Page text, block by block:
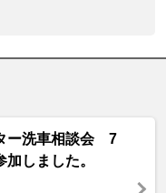
ー洗車相談会 7
しました。